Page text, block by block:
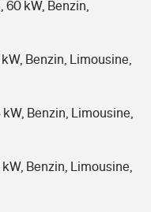
60 kW, Benzin,
Benzin, Limousine,
Benzin, Limousine,
Benzin, Limousine,